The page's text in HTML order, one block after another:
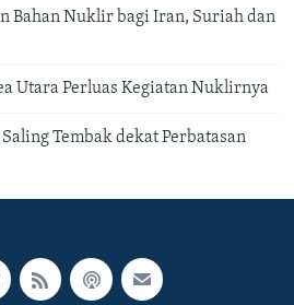
Bahan Nuklir bagi Iran, Suriah dan
Utara Perluas Kegiatan Nuklirnya
Tembak dekat Perbatasan